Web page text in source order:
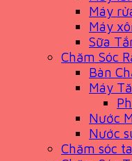
Máy
Máy
Sữa
Chăm Sóc
Bàn
Máy
Nước
Nước
Chăm sóc